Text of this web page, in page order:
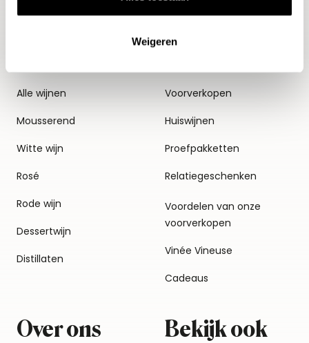
Weigeren
Alle wijnen
Mousserend
Witte wijn
Rosé
Rode wijn
Dessertwijn
Distillaten
Thema's
Voorverkopen
Huiswijnen
Proefpakketten
Relatiegeschenken
Voordelen van onze
voorverkopen
Vinée Vineuse
Cadeaus
Over ons Bekijk ook